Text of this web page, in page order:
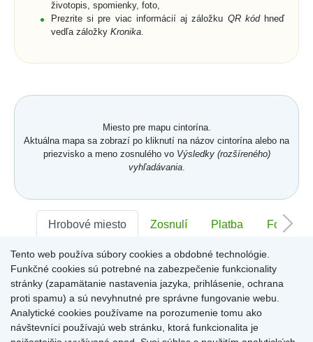
životopis, spomienky, foto,
Prezrite si pre viac informácií aj záložku QR kódhneď
vedľa záložky Kronika
Miesto pre mapu cintorína.
Aktuálna mapa sa zobrazí po kliknutí na názov cintorína alebo na
priezvisko a meno zosnulého vo Výsledky (rozšíreného)
vyhľadávania.
Hrobové miesto Zosnulí Platba Foto
Sektor:- Rad:- Číslo:-
Miesto pre informácie o hrobovom mieste
Tento web používa súbory cookies a obdobné technológie.
Funkčné cookies sú potrebné na zabezpečenie funkcionality
stránky (zapamätanie nastavenia jazyka, prihlásenie, ochrana
proti spamu) a sú nevyhnutné pre správne fungovanie webu.
Analytické cookies používame na porozumenie tomu ako
návštevníci používajú web stránku, ktorá funkcionalita je